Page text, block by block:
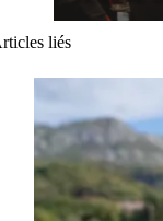
liés